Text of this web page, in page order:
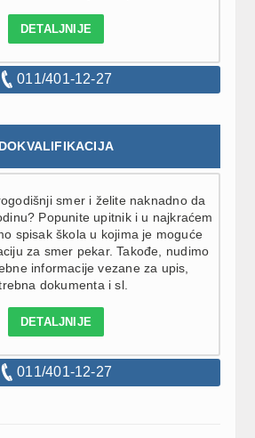
DETALJNIJE
011/401-12-27
DOKVALIFIKACIJA
smer i želite naknadno da
Popunite upitnik i u najkraćem
spisak škola u kojima je moguće
za smer pekar. Takođe, nudimo
informacije vezane za upis,
dokumenta i sl.
DETALJNIJE
011/401-12-27